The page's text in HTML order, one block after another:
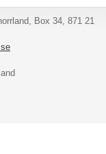
Box 34, 871 21